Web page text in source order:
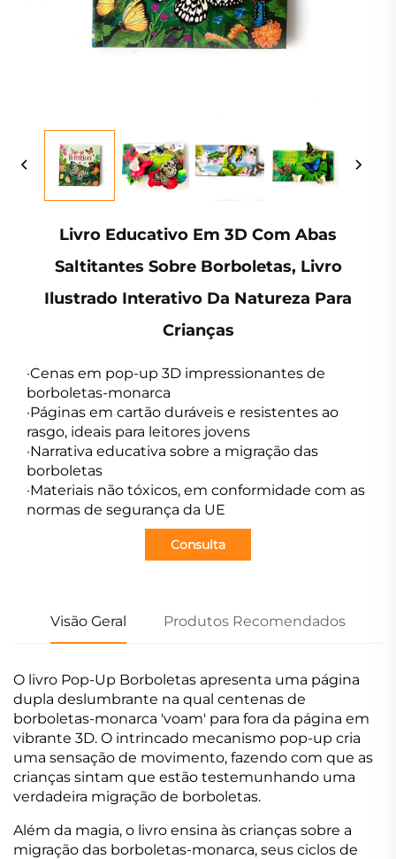
Livro Educativo Em 3D Com Abas
Saltitantes Sobre Borboletas, Livro
Ilustrado Interativo Da Natureza Para
Crianças
·Cenas em pop-up 3D impressionantes de
borboletas-monarca
·Páginas em cartão duráveis e resistentes ao
rasgo, ideais para leitores jovens
·Narrativa educativa sobre a migração das
borboletas
·Materiais não tóxicos, em conformidade com as
normas de segurança da UE
Consulta
Visão Geral Produtos Recomendados
O livro Pop-Up Borboletas apresenta uma página
dupla deslumbrante na qual centenas de
borboletas-monarca 'voam' para fora da página em
vibrante 3D. O intrincado mecanismo pop-up cria
uma sensação de movimento, fazendo com que as
crianças sintam que estão testemunhando uma
verdadeira migração de borboletas.
Além da magia, o livro ensina às crianças sobre a
migração das borboletas-monarca, seus ciclos de